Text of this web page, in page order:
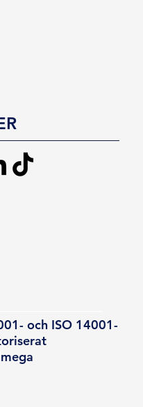
och ISO 14001-